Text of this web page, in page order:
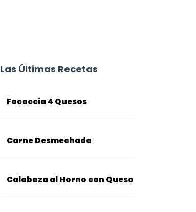
Las Últimas Recetas
Focaccia 4 Quesos
Carne Desmechada
Calabaza al Horno con Queso